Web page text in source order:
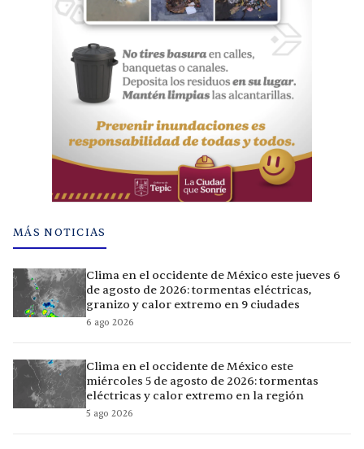
MÁS NOTICIAS
Clima en el occidente de México este jueves 6
de agosto de 2026: tormentas eléctricas,
granizo y calor extremo en 9 ciudades
6 ago 2026
Clima en el occidente de México este
miércoles 5 de agosto de 2026: tormentas
eléctricas y calor extremo en la región
5 ago 2026